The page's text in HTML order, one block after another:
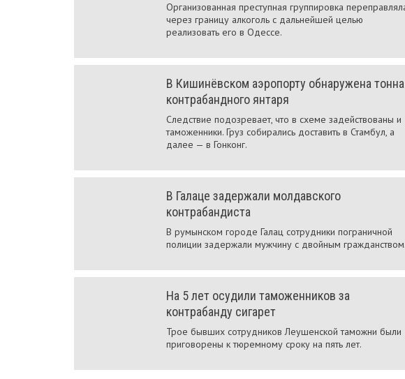
Организованная преступная группировка
через границу алкоголь с дальнейшей целью
реализовать его в Одессе.
В Кишинёвском аэропорту обнаружена тонна
контрабандного янтаря
Следствие подозревает, что в схеме задействованы и
таможенники. Груз собирались доставить в Стамбул, а
далее — в Гонконг.
В Галаце задержали молдавского
контрабандиста
В румынском городе Галац сотрудники пограничной
полиции задержали мужчину с двойным гражданством.
На 5 лет осудили таможенников за
контрабанду сигарет
Трое бывших сотрудников Леушенской таможни были
приговорены к тюремному сроку на пять лет.